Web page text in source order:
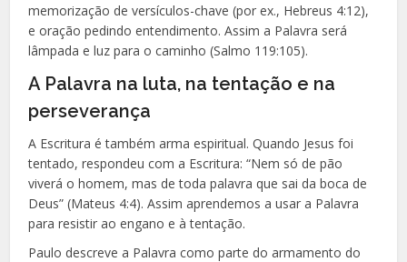
memorização de versículos-chave (por ex., Hebreus 4:12),
e oração pedindo entendimento. Assim a Palavra será
lâmpada e luz para o caminho (Salmo 119:105).
A Palavra na luta, na tentação e na
perseverança
A Escritura é também arma espiritual. Quando Jesus foi
tentado, respondeu com a Escritura: “Nem só de pão
viverá o homem, mas de toda palavra que sai da boca de
Deus” (Mateus 4:4). Assim aprendemos a usar a Palavra
para resistir ao engano e à tentação.
Paulo descreve a Palavra como parte do armamento do